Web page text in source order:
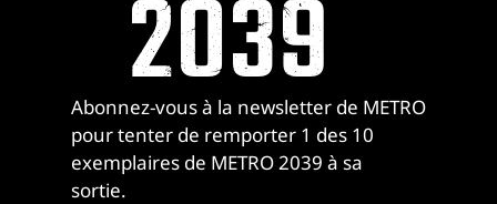
2039
Abonnez-vous à la newsletter de METRO
pour tenter de remporter 1 des 10
exemplaires de METRO 2039 à sa
sortie.